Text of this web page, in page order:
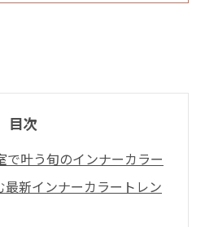
目次
で叶う旬のインナーカラー
最新インナーカラートレン